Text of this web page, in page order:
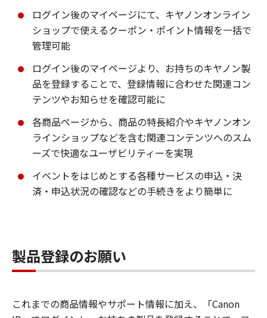
ログイン後のマイページにて、キヤノンオンライン
ショップで使えるクーポン・ポイント情報を一括で
管理可能
ログイン後のマイページより、お持ちのキヤノン製
品を登録することで、登録情報に合わせた関連コン
テンツやお知らせを確認可能に
各商品ページから、商品の特長紹介やキヤノンオン
ラインショップなどを含む関連コンテンツへのスム
ーズで快適なユーザビリティーを実現
イベントをはじめとする各種サービスの申込・決
済・申込状況の確認などの手続きをより簡単に
製品登録のお願い
これまでの商品情報やサポート情報に加え、「Canon